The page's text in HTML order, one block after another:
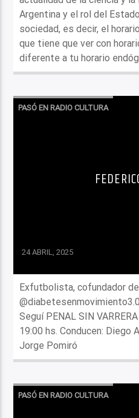
Argentina y el rol del
sociedad, es decir, el
que tiene que ver con
diferente a tu horario
PASÓ EN RADIO CULTURA
24 ABRIL, 2025
Exfutbolista, cofundador de
Seguí PENAL SIN
19:00 hs. Conducen: Diego
Jorge Pomiró
PASÓ EN RADIO CULTURA